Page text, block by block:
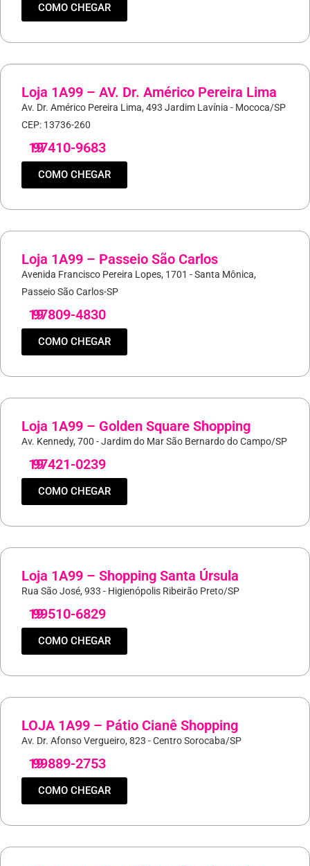
COMO CHEGAR
Loja 1A99 – AV. Dr. Américo Pereira Lima
Av. Dr. Américo Pereira Lima, 493 Jardim Lavínia - Mococa/SP
CEP: 13736-260
19
97410-9683
COMO CHEGAR
Loja 1A99 – Passeio São Carlos
Avenida Francisco Pereira Lopes, 1701 - Santa Mônica,
Passeio São Carlos-SP
19
97809-4830
COMO CHEGAR
Loja 1A99 – Golden Square Shopping
Av. Kennedy, 700 - Jardim do Mar São Bernardo do Campo/SP
19
97421-0239
COMO CHEGAR
Loja 1A99 – Shopping Santa Úrsula
Rua São José, 933 - Higienópolis Ribeirão Preto/SP
19
99510-6829
COMO CHEGAR
LOJA 1A99 – Pátio Cianê Shopping
Av. Dr. Afonso Vergueiro, 823 - Centro Sorocaba/SP
19
99889-2753
COMO CHEGAR